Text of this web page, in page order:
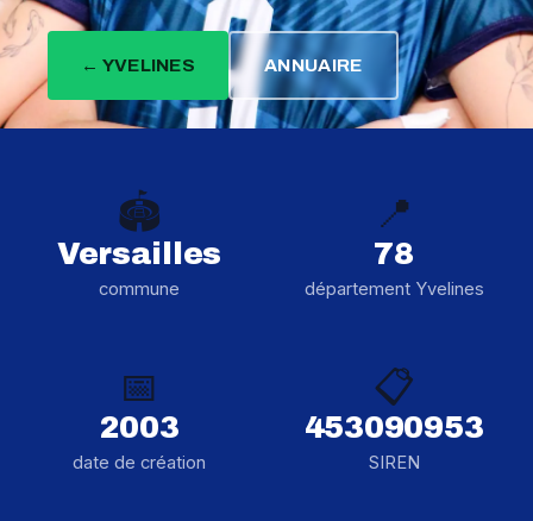
← YVELINES ANNUAIRE
🏟️
Versailles
commune
📍
78
département Yvelines
📅
2003
date de création
📋
453090953
SIREN